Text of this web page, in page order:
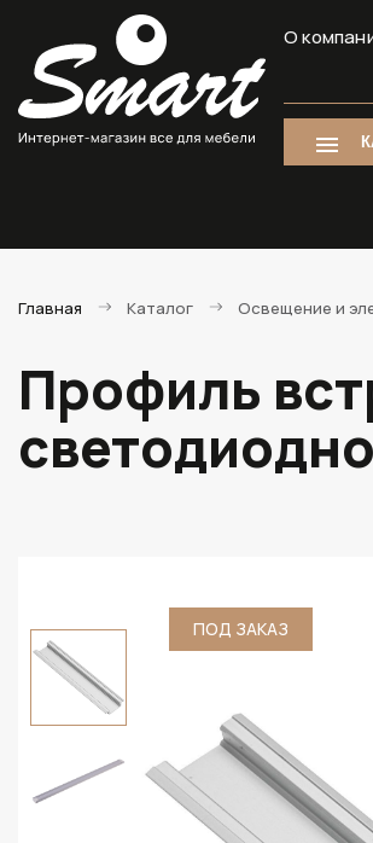
О
Главная Каталог Освещение и
Профиль
ПОД ЗАКАЗ